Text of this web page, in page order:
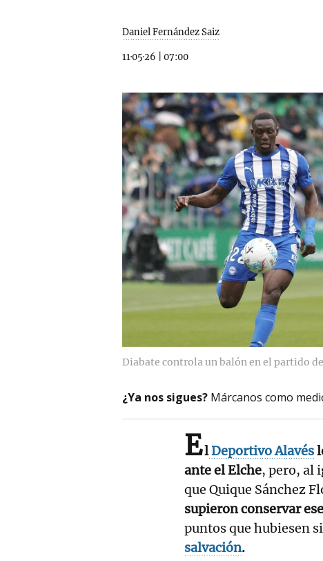
Daniel Fernández Saiz
11·05·26 07:00
Diabate controla un balón en el partido
¿Ya nos sigues? Márcanos como
ElDeportivo Alavés
ante el Elche, pero, al
que Quique Sánchez
supieron conservar
puntos que hubiesen
salvación.